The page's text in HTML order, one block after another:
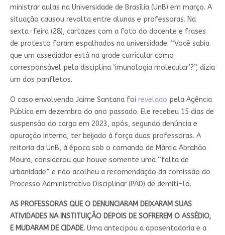
ministrar aulas na Universidade de Brasília (UnB) em março. A
situação causou revolta entre alunas e professoras. Na
sexta-feira (28), cartazes com a foto do docente e frases
de protesto foram espalhados na universidade: “Você sabia
que um assediador está na grade curricular como
corresponsável pela disciplina ‘imunologia molecular’?”, dizia
um dos panfletos.
O caso envolvendo Jaime Santana foi revelado pela Agência
Pública em dezembro do ano passado. Ele recebeu 15 dias de
suspensão do cargo em 2023, após, segundo denúncia e
apuração interna, ter beijado à força duas professoras. A
reitoria da UnB, à época sob o comando de Márcia Abrahão
Moura, considerou que houve somente uma “falta de
urbanidade” e não acolheu a recomendação da comissão do
Processo Administrativo Disciplinar (PAD) de demiti-lo.
AS PROFESSORAS QUE O DENUNCIARAM DEIXARAM SUAS
ATIVIDADES NA INSTITUIÇÃO DEPOIS DE SOFREREM O ASSÉDIO,
E MUDARAM DE CIDADE.Uma antecipou a aposentadoria e a